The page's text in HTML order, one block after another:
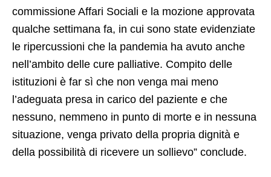
commissione Affari Sociali e la mozione approvata
qualche settimana fa, in cui sono state evidenziate
le ripercussioni che la pandemia ha avuto anche
nell’ambito delle cure palliative. Compito delle
istituzioni è far sì che non venga mai meno
l’adeguata presa in carico del paziente e che
nessuno, nemmeno in punto di morte e in nessuna
situazione, venga privato della propria dignità e
della possibilità di ricevere un sollievo” conclude.